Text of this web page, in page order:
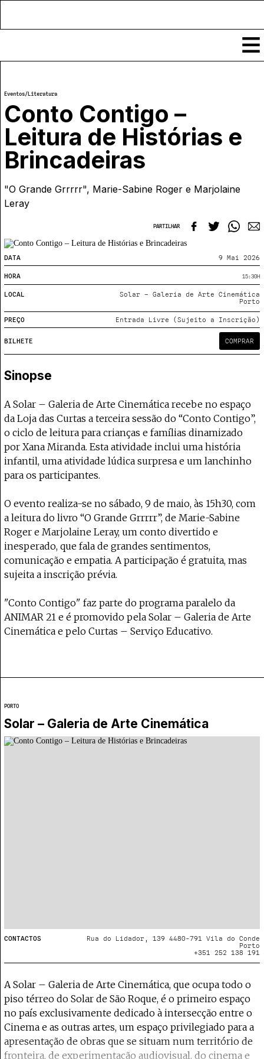
Notícias
Classificados
Ver todos
Enviar
Agenda
Espetáculos
Eventos
Por Localidade
Mapa
Crítica
COFFEELABS
Formadores
Links úteis
Sobre
Projecto e Equipa
Ficha Técnica
Política de privacidade
Contactar
Política de privacidade - App
Coffeelabs Cursos curtos
— apoia o Coffeepaste e ajuda-nos a chegar mais longe. Mantém viva a cultura
Eventos/Literatura
Conto Contigo –
Leitura de Histórias e
Brincadeiras
"O Grande Grrrrr", Marie-Sabine Roger e Marjolaine
Leray
PARTILHAR
DATA 9 Mai 2026
HORA 15:30H
LOCAL
Solar – Galeria de Arte Cinemática
Porto
PREÇO Entrada Livre (Sujeito a Inscrição)
BILHETE COMPRAR
Sinopse
A Solar – Galeria de Arte Cinemática recebe no espaço
da Loja das Curtas a terceira sessão do “Conto Contigo”,
o ciclo de leitura para crianças e famílias dinamizado
por Xana Miranda. Esta atividade inclui uma história
infantil, uma atividade lúdica surpresa e um lanchinho
para os participantes.
O evento realiza-se no sábado, 9 de maio, às 15h30, com
a leitura do livro “O Grande Grrrrr”, de Marie-Sabine
Roger e Marjolaine Leray, um conto divertido e
inesperado, que fala de grandes sentimentos,
comunicação e empatia. A participação é gratuita, mas
sujeita a inscrição prévia.
"Conto Contigo" faz parte do programa paralelo da
ANIMAR 21 e é promovido pela Solar – Galeria de Arte
Cinemática e pelo Curtas – Serviço Educativo.
PORTO
Solar – Galeria de Arte Cinemática
CONTACTOS
Rua do Lidador, 139 4480-791 Vila do Conde
Porto
+351 252 138 191
A Solar – Galeria de Arte Cinemática, que ocupa todo o
piso térreo do Solar de São Roque, é o primeiro espaço
no país exclusivamente dedicado à intersecção entre o
Cinema e as outras artes, um espaço privilegiado para a
apresentação de obras que se situam num território de
fronteira, de experimentação audiovisual, do cinema e